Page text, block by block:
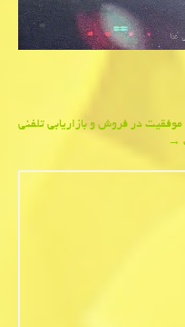
در فروش و بازاریابی تلفنی
→